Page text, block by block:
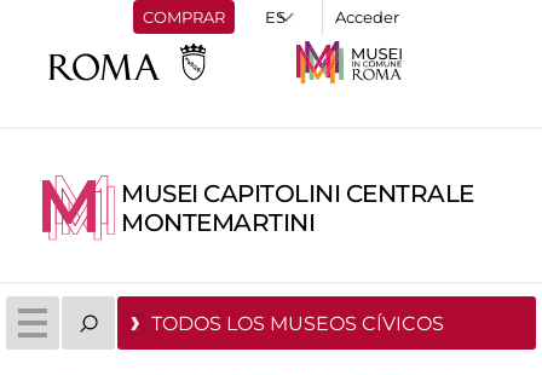
COMPRAR Acceder
MUSEI CAPITOLINI CENTRALE
MONTEMARTINI
TODOS LOS MUSEOS CÍVICOS